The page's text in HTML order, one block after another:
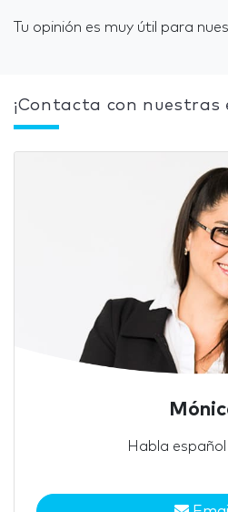
Tu opinión es muy útil para
¡Contacta con nuestras
Habla español